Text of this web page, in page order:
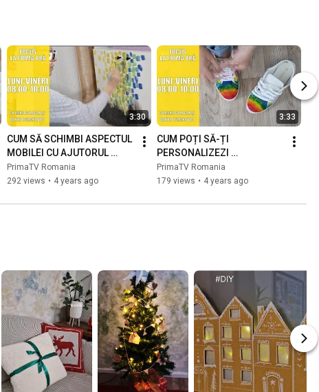
3:30
CUM SĂ SCHIMBI ASPECTUL
MOBILEI CU AJUTORUL
CULORILOR ACRILICE.
LECȚIA DE BRICOLAJ CU
PrimaTV Romania
292 views • 4 years ago
3:33
CUM POȚI SĂ-ȚI
PERSONALIZEZI
ÎNCĂLȚĂMINTEA. LECȚIA DE
BRICOLAJ CU GABI RALEA
PrimaTV Romania
179 views • 4 years ago